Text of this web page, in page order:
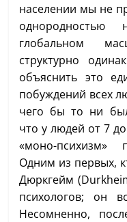
населении мы не
глобальном
структурно
объяснить это
побуждений всех
чего бы то ни
что у людей от 7
«моно-психизм»
Одним из первых,
Дюркгейм
психологов; он
Несомненно,